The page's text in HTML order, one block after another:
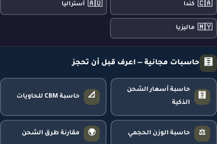
🇨🇦 كندا 🇦🇺 أستراليا
🇲🇾 ماليزيا
🧮 حاسبات مجانية — اعرف قبل أن تحجز
🧮
حاسبة أسعار الشحن
الذكية
📐 حاسبة CBM للحاويات
⚖️ حاسبة الوزن الحجمي 🌍 مقارنة طرق الشحن